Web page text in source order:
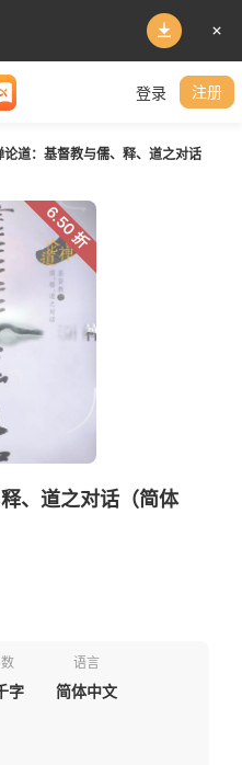
登录 注册
论道：基督教与儒、释、道之对话
6.50 折
、道之对话（简体
字
语言
简体中文